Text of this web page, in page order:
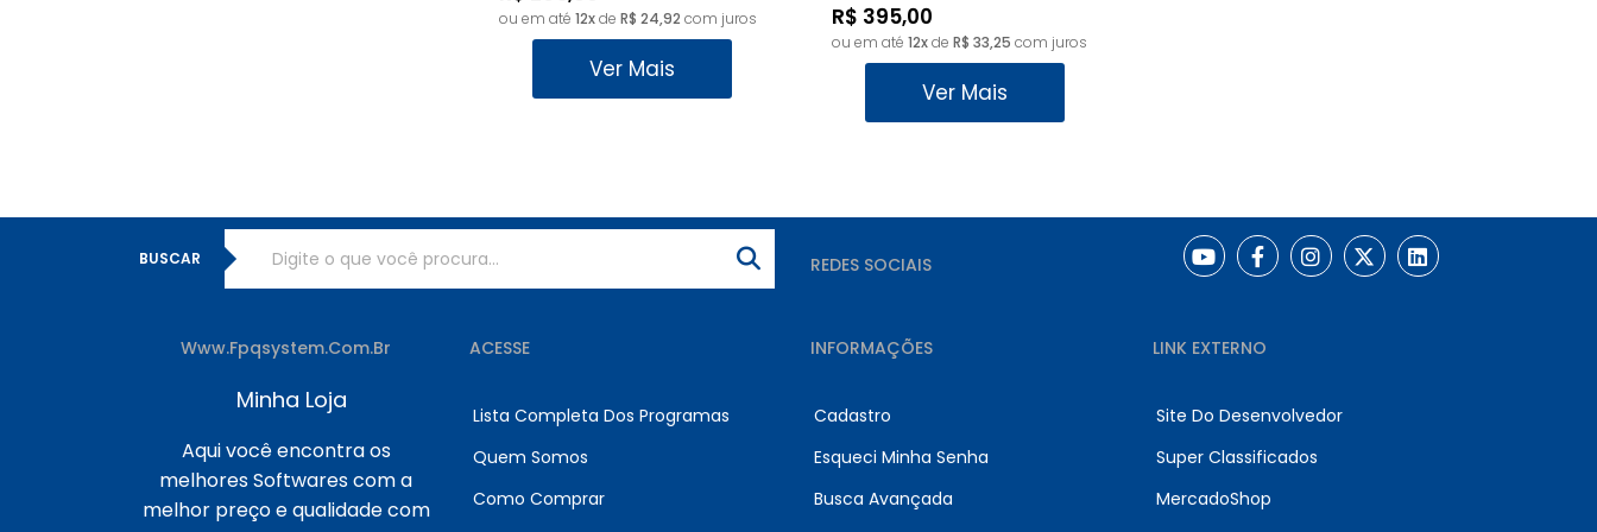
ou em até 12xde R$ 24,92 com juros
Ver Mais
R$ 395,00
ou em até 12xde R$ 33,25 com juros
Ver Mais
BUSCAR REDES SOCIAIS
Www.fpqsystem.com.br
Minha Loja
Aqui você encontra os
melhores Softwares com a
melhor preço e qualidade com
ACESSE
Lista Completa Dos Programas
Quem Somos
Como Comprar
INFORMAÇÕES
Cadastro
Esqueci Minha Senha
Busca Avançada
LINK EXTERNO
Site Do Desenvolvedor
Super Classificados
MercadoShop